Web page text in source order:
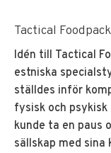
Tactical Foodpack
Idén till Tactical
estniska
ställdes inför
fysisk och psykisk
kunde ta en paus
sällskap med